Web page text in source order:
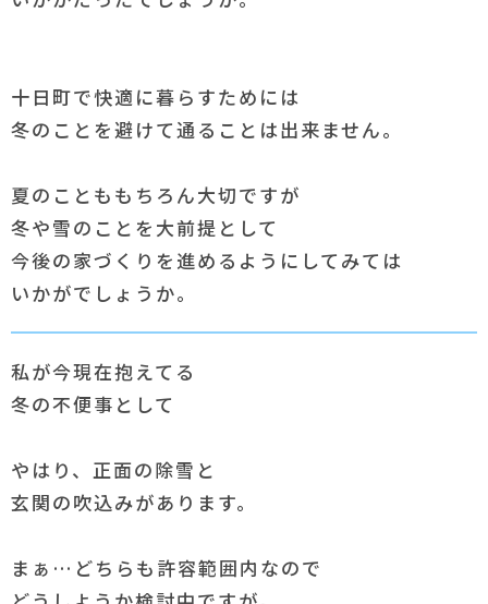
十日町で快適に暮らすためには
冬のことを避けて通ることは出来ません。
夏のことももちろん大切ですが
冬や雪のことを大前提として
今後の家づくりを進めるようにしてみては
いかがでしょうか。
私が今現在抱えてる
冬の不便事として
やはり、正面の除雪と
玄関の吹込みがあります。
まぁ…どちらも許容範囲内なので